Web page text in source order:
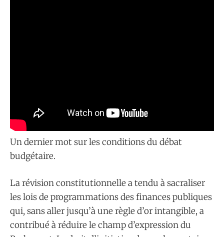
Un dernier mot sur les conditions du débat
budgétaire.
La révision constitutionnelle a tendu à sacraliser
les lois de programmations des finances publiques
qui, sans aller jusqu’à une règle d’or intangible, a
contribué à réduire le champ d’expression du